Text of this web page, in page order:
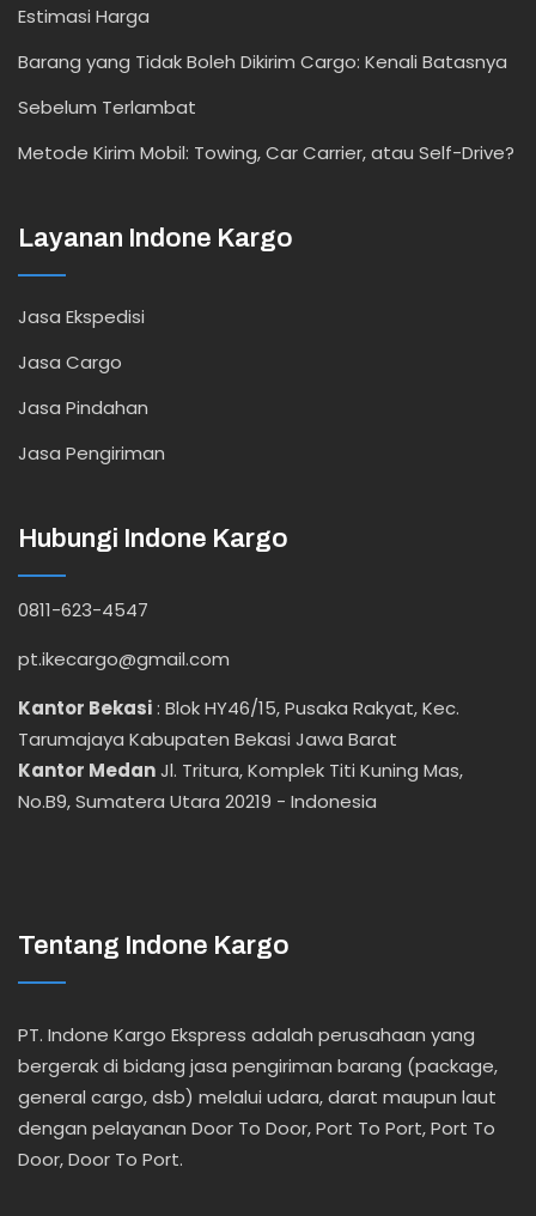
Estimasi Harga
Barang yang Tidak Boleh Dikirim Cargo: Kenali Batasnya
Sebelum Terlambat
Metode Kirim Mobil: Towing, Car Carrier, atau Self-Drive?
Layanan Indone Kargo
Jasa Ekspedisi
Jasa Cargo
Jasa Pindahan
Jasa Pengiriman
Hubungi Indone Kargo
0811-623-4547
pt.ikecargo@gmail.com
Kantor Bekasi: Blok HY46/15, Pusaka Rakyat, Kec.
Tarumajaya Kabupaten Bekasi Jawa Barat
Kantor MedanJl. Tritura, Komplek Titi Kuning Mas,
No.B9, Sumatera Utara 20219 - Indonesia
Tentang Indone Kargo
PT. Indone Kargo Ekspress adalah perusahaan yang
bergerak di bidang jasa pengiriman barang (package,
general cargo, dsb) melalui udara, darat maupun laut
dengan pelayanan Door To Door, Port To Port, Port To
Door, Door To Port.